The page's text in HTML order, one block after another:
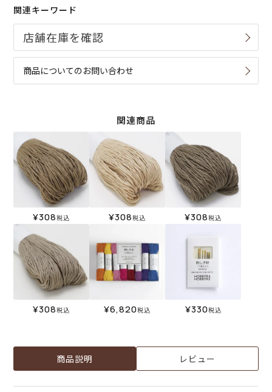
関連キーワード
商品についてのお問い合わせ
関連商品
¥308税込 ¥308税込 ¥308税込
¥308税込 ¥6,820税込 ¥330税込
商品説明 レビュー